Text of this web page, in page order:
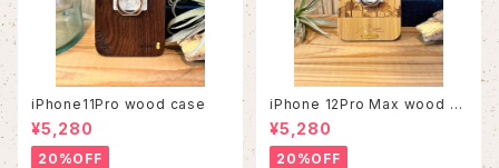
iPhone11Pro wood case
¥5,280
20%OFF
iPhone 12Pro Max wood ca
se
¥5,280
20%OFF